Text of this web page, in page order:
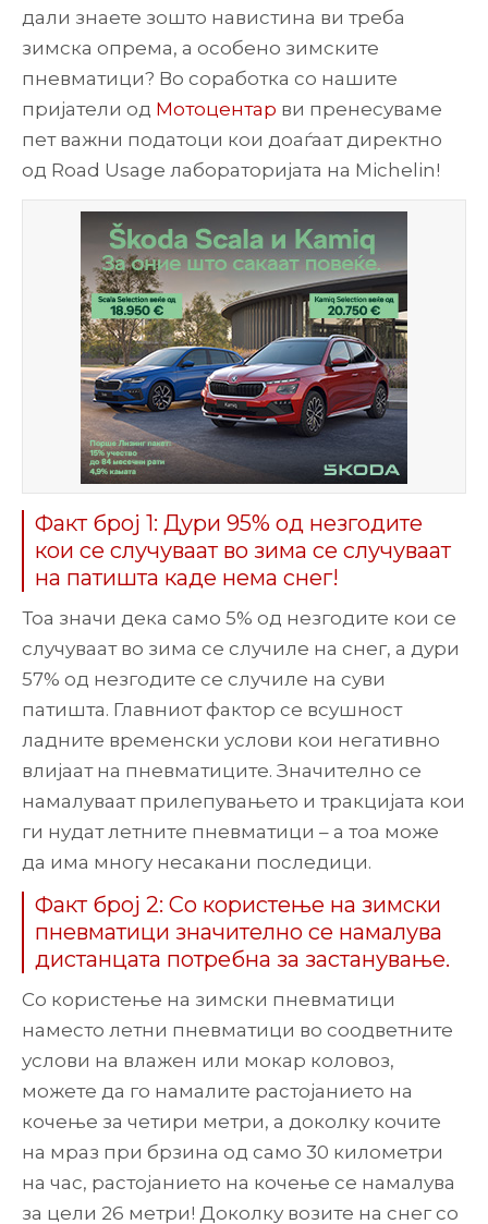
дали знаете зошто навистина ви треба
зимска опрема, а особено зимските
пневматици? Во соработка со нашите
пријатели од Мотоцентар ви пренесуваме
пет важни податоци кои доаѓаат директно
од Road Usage лабораторијата на Michelin!
Факт број 1: Дури 95% од незгодите
кои се случуваат во зима се случуваат
на патишта каде нема снег!
Тоа значи дека само 5% од незгодите кои се
случуваат во зима се случиле на снег, а дури
57% од незгодите се случиле на суви
патишта. Главниот фактор се всушност
ладните временски услови кои негативно
влијаат на пневматиците. Значително се
намалуваат прилепувањето и тракцијата кои
ги нудат летните пневматици – а тоа може
да има многу несакани последици.
Факт број 2: Со користење на зимски
пневматици значително се намалува
дистанцата потребна за застанување.
Со користење на зимски пневматици
наместо летни пневматици во соодветните
услови на влажен или мокар коловоз,
можете да го намалите растојанието на
кочење за четири метри, а доколку кочите
на мраз при брзина од само 30 километри
на час, растојанието на кочење се намалува
за цели 26 метри! Доколку возите на снег со